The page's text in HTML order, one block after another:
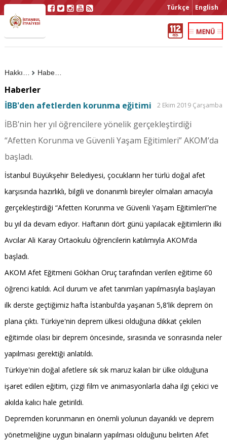
Türkçe English
Haberler
Haberler
İBB'den afetlerden korunma eğitimi
2 Ekim 2019 Çarşamba
İBB’nin her yıl öğrencilere yönelik gerçekleştirdiği
“Afetten Korunma ve Güvenli Yaşam Eğitimleri” AKOM’da
başladı.
İstanbul Büyükşehir Belediyesi, çocukların her türlü doğal afet
karşısında hazırlıklı, bilgili ve donanımlı bireyler olmaları amacıyla
gerçekleştirdiği “Afetten Korunma ve Güvenli Yaşam Eğitimleri”ne
bu yıl da devam ediyor. Haftanın dört günü yapılacak eğitimlerin ilki
Avcılar Ali Karay Ortaokulu öğrencilerin katılımıyla AKOM’da
başladı.
AKOM Afet Eğitmeni Gökhan Oruç tarafından verilen eğitime 60
öğrenci katıldı. Acil durum ve afet tanımları yapılmasıyla başlayan
ilk derste geçtiğimiz hafta İstanbul’da yaşanan 5,8'lik deprem ön
plana çıktı. Türkiye'nin deprem ülkesi olduğuna dikkat çekilen
eğitimde olası bir deprem öncesinde, sırasında ve sonrasında neler
yapılması gerektiği anlatıldı.
Türkiye'nin doğal afetlere sık sık maruz kalan bir ülke olduğuna
işaret edilen eğitim, çizgi film ve animasyonlarla daha ilgi çekici ve
akılda kalıcı hale getirildi.
Depremden korunmanın en önemli yolunun dayanıklı ve deprem
yönetmeliğine uygun binaların yapılması olduğunu belirten Afet